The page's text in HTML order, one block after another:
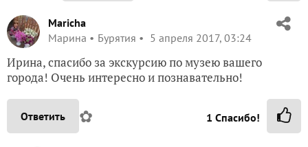
Maricha
Марина
Бурятия 5 апреля 2017, 03:24
Ирина, спасибо за экскурсию по музею вашего
города! Очень интересно и познавательно!
Ответить ✿ 1 Спасибо!